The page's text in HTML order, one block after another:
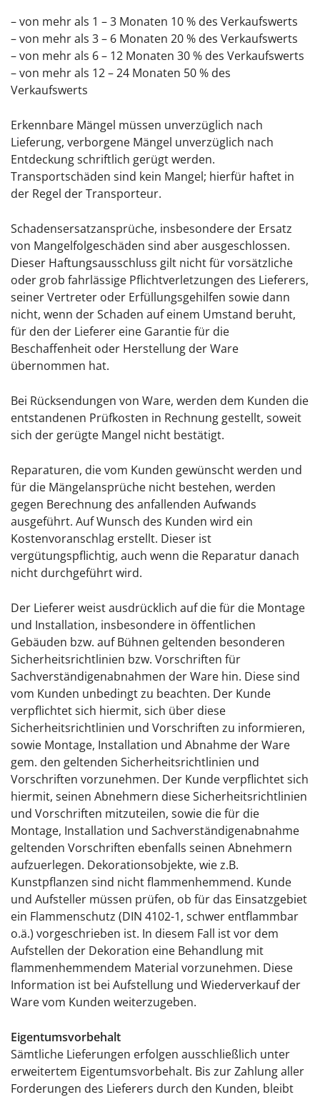
– von mehr als 1 – 3 Monaten 10 % des Verkaufswerts
– von mehr als 3 – 6 Monaten 20 % des Verkaufswerts
– von mehr als 6 – 12 Monaten 30 % des Verkaufswerts
– von mehr als 12 – 24 Monaten 50 % des
Verkaufswerts
Erkennbare Mängel müssen unverzüglich nach
Lieferung, verborgene Mängel unverzüglich nach
Entdeckung schriftlich gerügt werden.
Transportschäden sind kein Mangel; hierfür haftet in
der Regel der Transporteur.
Schadensersatzansprüche, insbesondere der Ersatz
von Mangelfolgeschäden sind aber ausgeschlossen.
Dieser Haftungsausschluss gilt nicht für vorsätzliche
oder grob fahrlässige Pflichtverletzungen des Lieferers,
seiner Vertreter oder Erfüllungsgehilfen sowie dann
nicht, wenn der Schaden auf einem Umstand beruht,
für den der Lieferer eine Garantie für die
Beschaffenheit oder Herstellung der Ware
übernommen hat.
Bei Rücksendungen von Ware, werden dem Kunden die
entstandenen Prüfkosten in Rechnung gestellt, soweit
sich der gerügte Mangel nicht bestätigt.
Reparaturen, die vom Kunden gewünscht werden und
für die Mängelansprüche nicht bestehen, werden
gegen Berechnung des anfallenden Aufwands
ausgeführt. Auf Wunsch des Kunden wird ein
Kostenvoranschlag erstellt. Dieser ist
vergütungspflichtig, auch wenn die Reparatur danach
nicht durchgeführt wird.
Der Lieferer weist ausdrücklich auf die für die Montage
und Installation, insbesondere in öffentlichen
Gebäuden bzw. auf Bühnen geltenden besonderen
Sicherheitsrichtlinien bzw. Vorschriften für
Sachverständigenabnahmen der Ware hin. Diese sind
vom Kunden unbedingt zu beachten. Der Kunde
verpflichtet sich hiermit, sich über diese
Sicherheitsrichtlinien und Vorschriften zu informieren,
sowie Montage, Installation und Abnahme der Ware
gem. den geltenden Sicherheitsrichtlinien und
Vorschriften vorzunehmen. Der Kunde verpflichtet sich
hiermit, seinen Abnehmern diese Sicherheitsrichtlinien
und Vorschriften mitzuteilen, sowie die für die
Montage, Installation und Sachverständigenabnahme
geltenden Vorschriften ebenfalls seinen Abnehmern
aufzuerlegen. Dekorationsobjekte, wie z.B.
Kunstpflanzen sind nicht flammenhemmend. Kunde
und Aufsteller müssen prüfen, ob für das Einsatzgebiet
ein Flammenschutz (DIN 4102-1, schwer entflammbar
o.ä.) vorgeschrieben ist. In diesem Fall ist vor dem
Aufstellen der Dekoration eine Behandlung mit
flammenhemmendem Material vorzunehmen. Diese
Information ist bei Aufstellung und Wiederverkauf der
Ware vom Kunden weiterzugeben.
Eigentumsvorbehalt
Sämtliche Lieferungen erfolgen ausschließlich unter
erweitertem Eigentumsvorbehalt. Bis zur Zahlung aller
Forderungen des Lieferers durch den Kunden, bleibt